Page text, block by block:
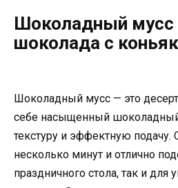
Шоколадный мусс
шоколада с
Шоколадный мусс — это
себе насыщенный
текстуру и эффектную подачу.
несколько минут и отлично
праздничного стола, так и